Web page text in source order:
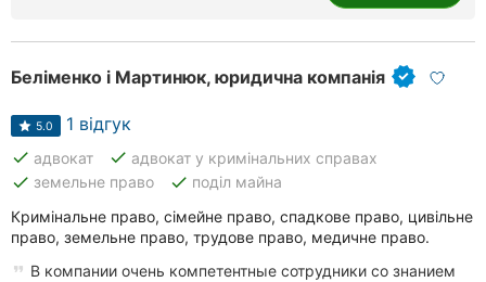
Беліменко і Мартинюк, юридична компанія
5.0 1 відгук
done адвокат done адвокат у кримінальних справах
done земельне право done поділ майна
Кримінальне право, сімейне право, спадкове право, цивільне
право, земельне право, трудове право, медичне право.
В компании очень компетентные сотрудники со знанием